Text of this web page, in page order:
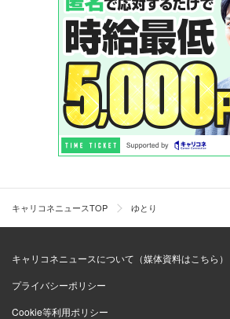
キャリコネニュースTOP ゆとり
キャリコネニュースについて（媒体資料はこちら）
プライバシーポリシー
Cookie等利用ポリシー